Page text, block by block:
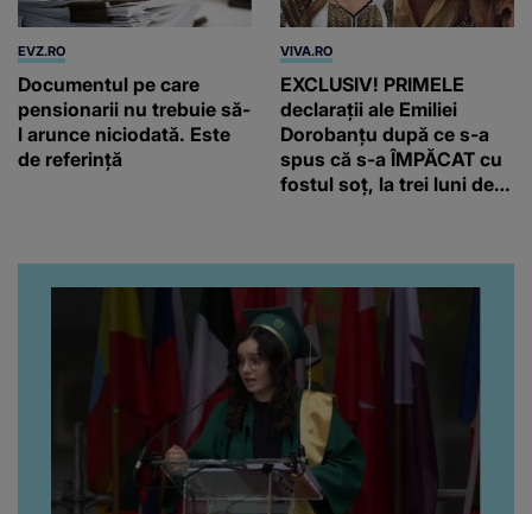
EVZ.RO
Documentul pe care
pensionarii nu trebuie să-
l arunce niciodată. Este
de referință
VIVA.RO
EXCLUSIV! PRIMELE
declarații ale Emiliei
Dorobanțu după ce s-a
spus că s-a ÎMPĂCAT cu
fostul soț, la trei luni de
artistă i-a lăsat MASCĂ
pe toți. De data aceasta,
chiar a rupt tăcerea:
”Poate că aveam să ne
spunem, să ne...”